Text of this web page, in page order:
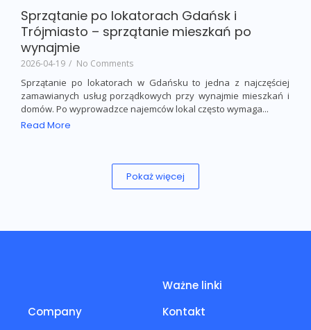
Read More
Sprzątanie po lokatorach Gdańsk i
Trójmiasto – sprzątanie mieszkań po
wynajmie
2026-04-19 / No Comments
Sprzątanie po lokatorach w Gdańsku to jedna z najczęściej